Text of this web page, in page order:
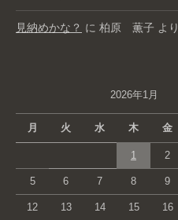
見納めかな？ に 柏原 薫子 より
2026年1月
月 火 水 木 金
1 2
5 6 7 8 9
12 13 14 15 16